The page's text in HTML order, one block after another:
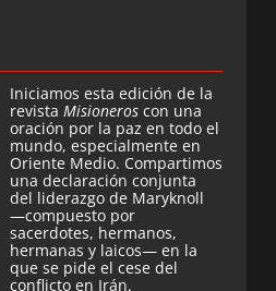
Iniciamos esta edición de la
revista Misioneros con una
oración por la paz en todo el
mundo, especialmente en
Oriente Medio. Compartimos
una declaración conjunta
del liderazgo de Maryknoll
—compuesto por
sacerdotes, hermanos,
hermanas y laicos— en la
que se pide el cese del
conflicto en Irán.